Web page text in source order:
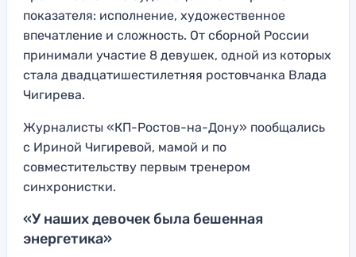
показателя: исполнение, художественное
впечатление и сложность. От сборной России
принимали участие 8 девушек, одной из которых
стала двадцатишестилетняя ростовчанка Влада
Чигирева.
Журналисты «КП-Ростов-на-Дону» пообщались
с Ириной Чигиревой, мамой и по
совместительству первым тренером
синхронистки.
«У наших девочек была бешенная
энергетика»